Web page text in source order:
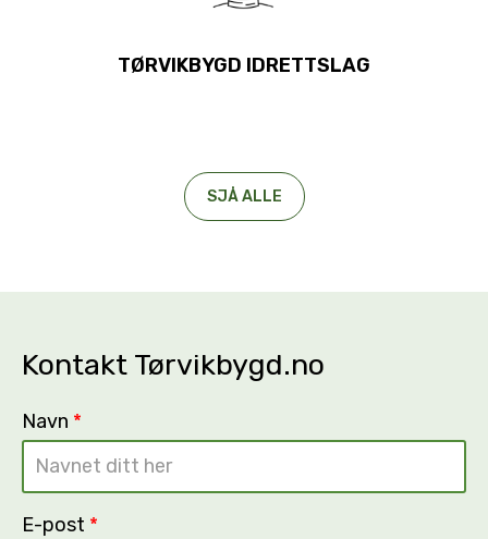
TØRVIKBYGD IDRETTSLAG
SJÅ ALLE
Kontakt Tørvikbygd.no
Navn *
E-post *